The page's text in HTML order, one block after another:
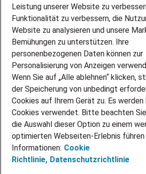
PARTNERSHIP WITH AIRBUS
INITIATIV BEWERBEN
ÜBER UNS
STANDORTE
BLOG
PRESSE
KONTAKT
@Adecco 2026
IMPRESSUM
DATENSCHUTZ
Leistung unserer Website zu
Funktionalität zu verbessern, die
Website zu analysieren und unsere
Bemühungen zu unterstützen. Ihre
personenbezogenen Daten können zur
Personalisierung von Anzeigen
Wenn Sie auf „Alle ablehnen“ klicken,
der Speicherung von unbedingt
Cookies auf Ihrem Gerät zu. Es werden
Cookies verwendet. Bitte beachten
die Auswahl dieser Option zu einem
optimierten Webseiten-Erlebnis führen
Informationen: Cookie
Richtlinie, Datenschutzrichtlinie